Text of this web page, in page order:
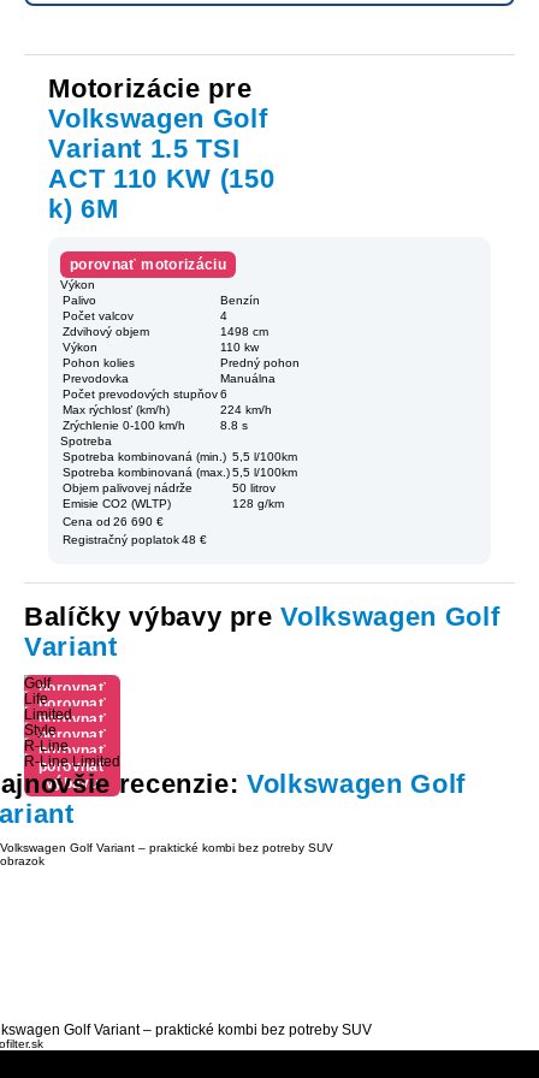
Motorizácie pre
Volkswagen Golf
Variant 1.5 TSI
ACT 110 KW (150
k) 6M
porovnať motorizáciu
Výkon
Palivo
Benzín
Počet valcov
4
Zdvihový objem
1498 cm
Výkon
110 kw
Pohon kolies
Predný pohon
Prevodovka
Manuálna
Počet prevodových stupňov 6
Max rýchlosť (km/h)
224 km/h
Zrýchlenie 0-100 km/h
8.8 s
Spotreba
Spotreba kombinovaná (min.) 5,5 l/100km
Spotreba kombinovaná (max.) 5,5 l/100km
Objem palivovej nádrže
50 litrov
Emisie CO2 (WLTP)
128 g/km
Cena od 26 690 €
Registračný poplatok 48 €
Balíčky výbavy preVolkswagen Golf
Variant
porovnať
výbavu
Golf
porovnať
výbavu
Life
porovnať
výbavu
Limited
porovnať
výbavu
Style
porovnať
výbavu
R-Line
porovnať
výbavu
R-Line Limited
recenzie:Volkswagen Golf
Golf Variant – praktické kombi bez potreby SUV